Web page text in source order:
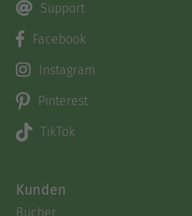
Support
Facebook
Instagram
Pinterest
TikTok
Kunden
Bücher